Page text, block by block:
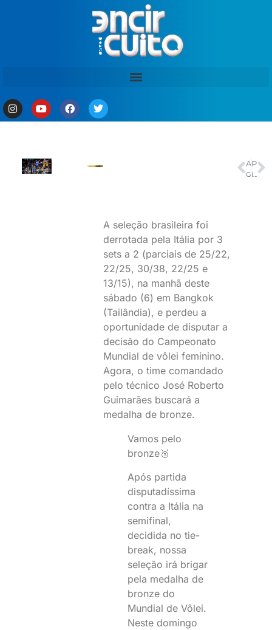
A seleção brasileira foi
derrotada pela Itália por 3
sets a 2 (parciais de 25/22,
22/25, 30/38, 22/25 e
13/15), na manhã deste
sábado (6) em Bangkok
(Tailândia), e perdeu a
oportunidade de disputar a
decisão do Campeonato
Mundial de vôlei feminino.
Agora, o time comandado
pelo técnico José Roberto
Guimarães buscará a
medalha de bronze.
Vamos pelo
bronze🥉
Após partida
disputadíssima
contra a Itália na
semifinal,
decidida no tie-
break, nossa
seleção irá brigar
pela medalha de
bronze do
Mundial de Vôlei.
Neste domingo
ANTERIOR
Grupo Tortura Nunca Mais teme perda de imóvel para alienação do Estado
PRÓXIMO